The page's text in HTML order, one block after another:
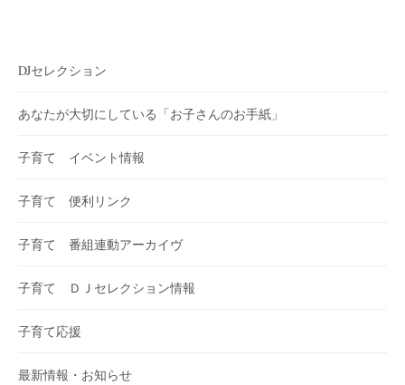
DJセレクション
あなたが大切にしている「お子さんのお手紙」
子育て イベント情報
子育て 便利リンク
子育て 番組連動アーカイヴ
子育て ＤＪセレクション情報
子育て応援
最新情報・お知らせ